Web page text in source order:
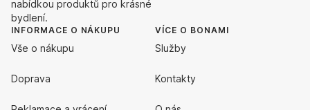
nabídkou produktů pro krásné
bydlení.
INFORMACE O NÁKUPU
Vše o nákupu
Doprava
VÍCE O BONAMI
Služby
Kontakty